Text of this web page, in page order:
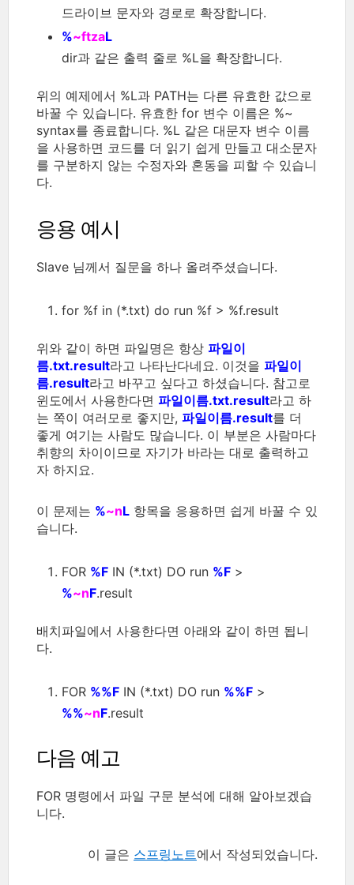
드라이브 문자와 경로로 확장합니다.
%~ftzaL
dir과 같은 출력 줄로 %L을 확장합니다.
위의 예제에서 %L과 PATH는 다른 유효한 값으로
바꿀 수 있습니다. 유효한 for 변수 이름은 %~
syntax를 종료합니다. %L 같은 대문자 변수 이름
을 사용하면 코드를 더 읽기 쉽게 만들고 대소문자
를 구분하지 않는 수정자와 혼동을 피할 수 있습니
다.
응용 예시
Slave 님께서 질문을 하나 올려주셨습니다.
for %f in (*.txt) do run %f > %f.result
위와 같이 하면 파일명은 항상 파일이
름.txt.result라고 나타난다네요. 이것을 파일이
름.result라고 바꾸고 싶다고 하셨습니다. 참고로
윈도에서 사용한다면 파일이름.txt.result라고 하
는 쪽이 여러모로 좋지만, 파일이름.result를 더
좋게 여기는 사람도 많습니다. 이 부분은 사람마다
취향의 차이이므로 자기가 바라는 대로 출력하고
자 하지요.
이 문제는 %~nL 항목을 응용하면 쉽게 바꿀 수 있
습니다.
FOR %F IN (*.txt) DO run %F >
%~nF.result
배치파일에서 사용한다면 아래와 같이 하면 됩니
다.
FOR %%F IN (*.txt) DO run %%F >
%%~nF.result
다음 예고
FOR 명령에서 파일 구문 분석에 대해 알아보겠습
니다.
이 글은 스프링노트에서 작성되었습니다.